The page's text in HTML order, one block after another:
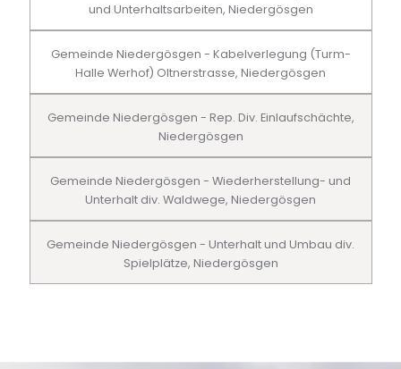
und Unterhaltsarbeiten, Niedergösgen
Gemeinde Niedergösgen - Kabelverlegung (Turm-
Halle Werhof) Oltnerstrasse, Niedergösgen
Gemeinde Niedergösgen - Rep. Div. Einlaufschächte,
Niedergösgen
Gemeinde Niedergösgen - Wiederherstellung- und
Unterhalt div. Waldwege, Niedergösgen
Gemeinde Niedergösgen - Unterhalt und Umbau div.
Spielplätze, Niedergösgen